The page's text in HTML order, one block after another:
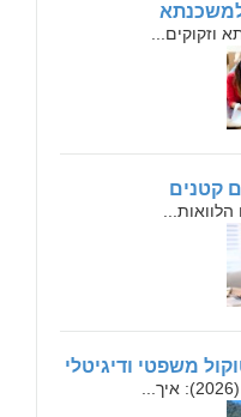
וזקוקים...
קטנים
משפטי ודיגיטלי